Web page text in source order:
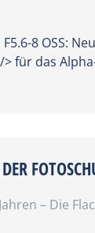
8 OSS:
für das
– Die